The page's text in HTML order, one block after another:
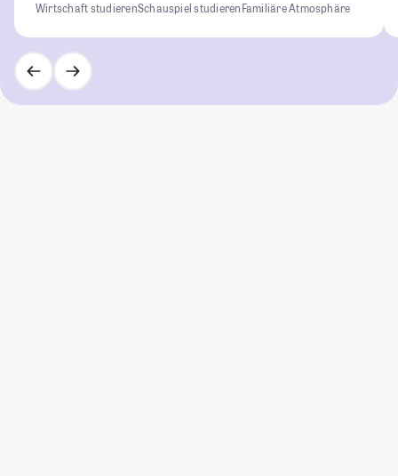
Wirtschaft studierenSchauspiel studierenFamiliäre Atmosphäre